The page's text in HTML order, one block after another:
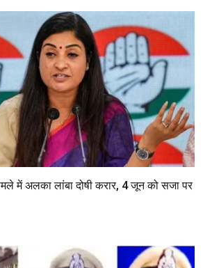
में अलका लांबा दोषी करार, 4 जून को सजा पर